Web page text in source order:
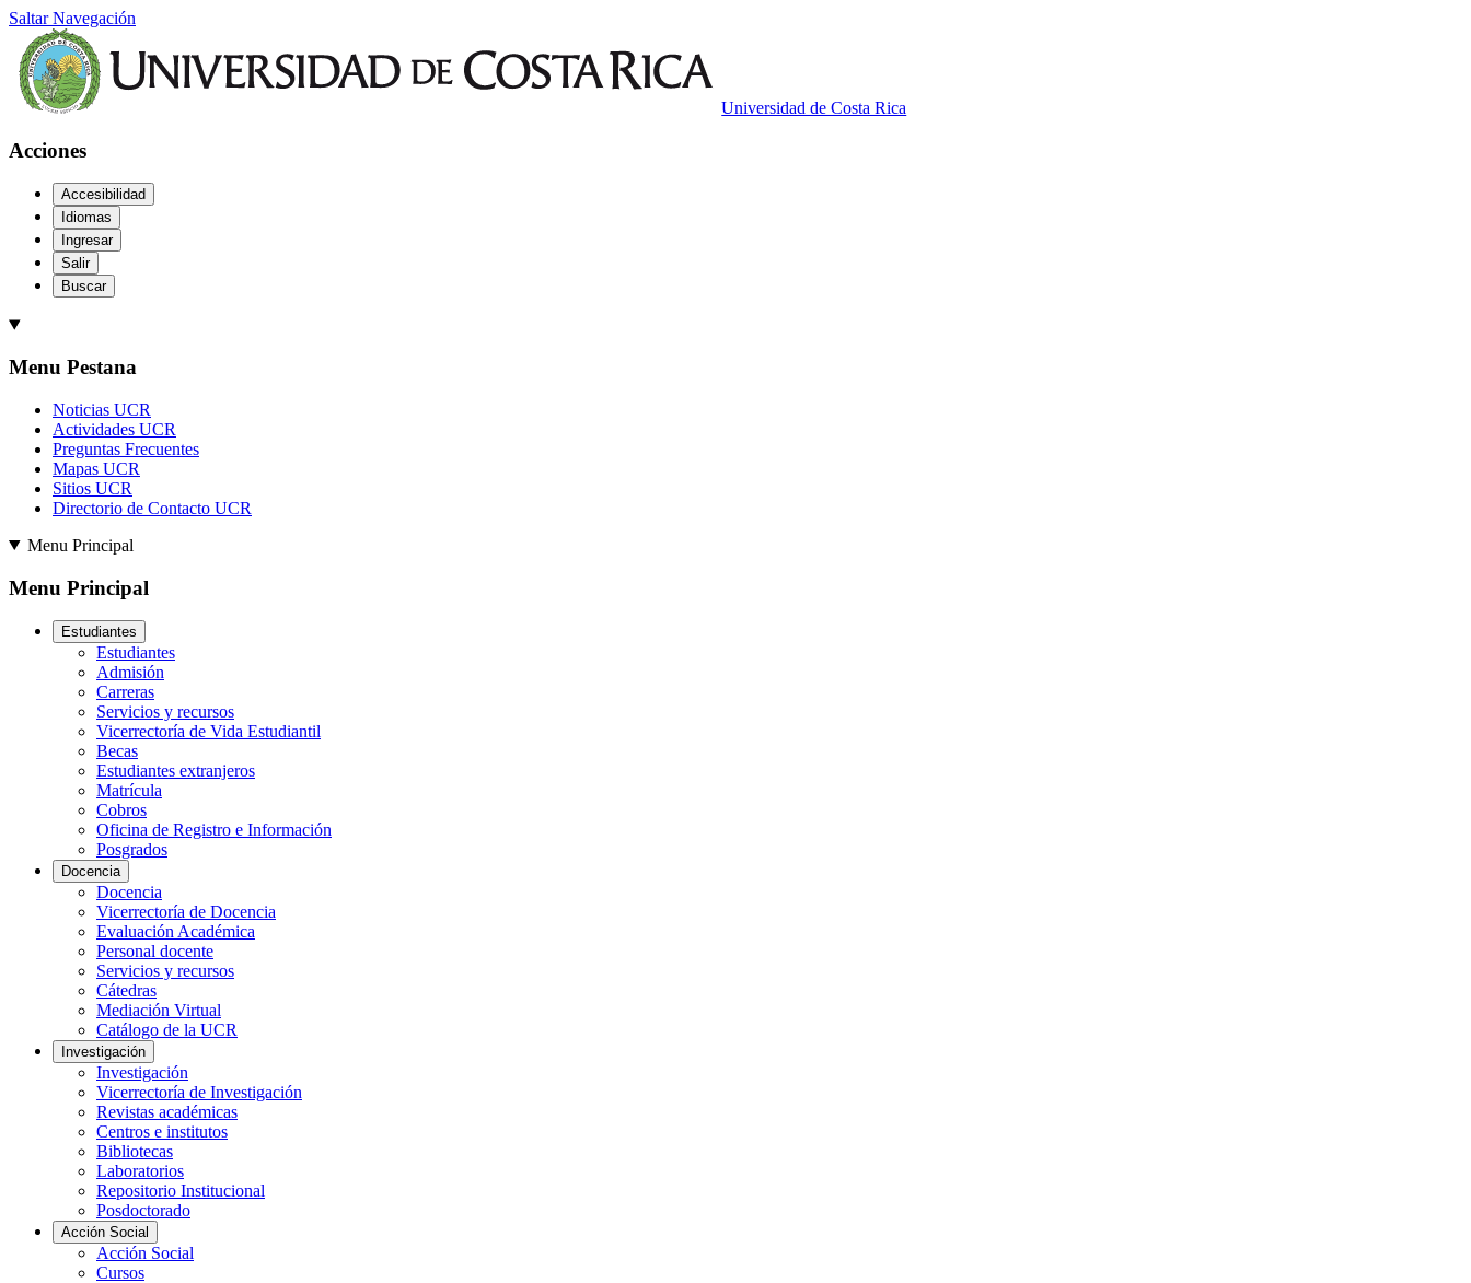
Saltar Navegación
Universidad de Costa Rica
Acciones
Accesibilidad
Idiomas
Ingresar
Salir
Buscar
Menu Pestana
Noticias UCR
Actividades UCR
Preguntas Frecuentes
Mapas UCR
Sitios UCR
Directorio de Contacto UCR
Menu Principal
Menu Principal
Estudiantes
Estudiantes
Admisión
Carreras
Servicios y recursos
Vicerrectoría de Vida Estudiantil
Becas
Estudiantes extranjeros
Matrícula
Cobros
Oficina de Registro e Información
Posgrados
Docencia
Docencia
Vicerrectoría de Docencia
Evaluación Académica
Personal docente
Servicios y recursos
Cátedras
Mediación Virtual
Catálogo de la UCR
Investigación
Investigación
Vicerrectoría de Investigación
Revistas académicas
Centros e institutos
Bibliotecas
Laboratorios
Repositorio Institucional
Posdoctorado
Acción Social
Acción Social
Cursos